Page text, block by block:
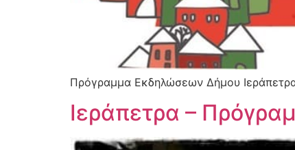
Πρόγραμμα Εκδηλώσεων Δήμου
Ιεράπετρα –